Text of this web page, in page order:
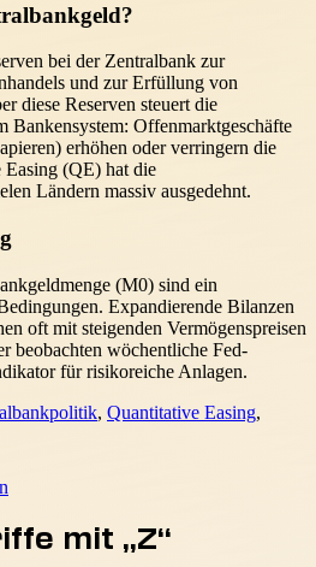
bei der Zentralbank zur
und zur Erfüllung von
diese Reserven steuert die
Bankensystem: Offenmarktgeschäfte
erhöhen oder verringern die
Easing (QE) hat die
Ländern massiv ausgedehnt.
(M0) sind ein
Expandierende Bilanzen
oft mit steigenden Vermögenspreisen
beobachten wöchentliche Fed-
für risikoreiche Anlagen.
, Quantitative Easing,
mit „Z“